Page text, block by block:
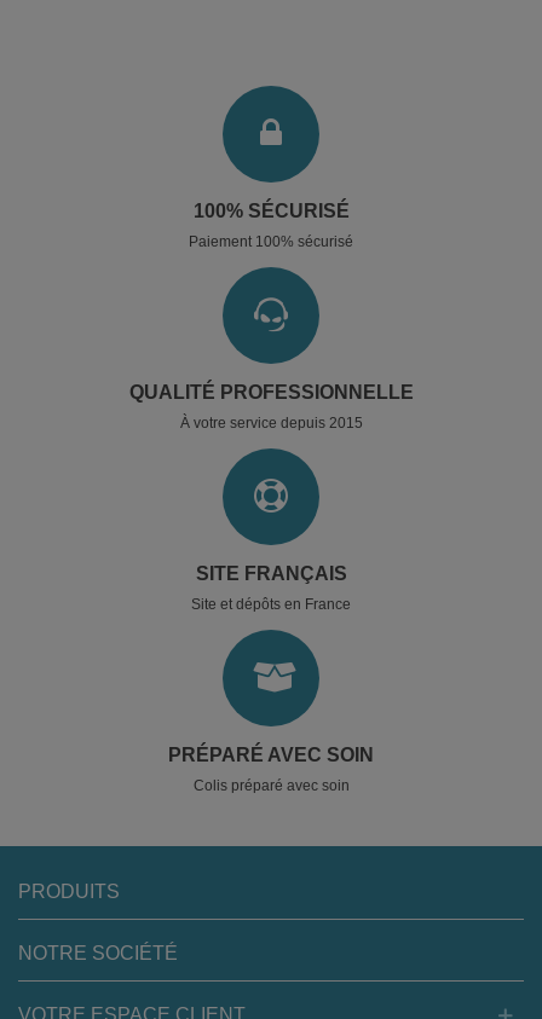
100% SÉCURISÉ
Paiement 100% sécurisé
QUALITÉ PROFESSIONNELLE
À votre service depuis 2015
SITE FRANÇAIS
Site et dépôts en France
PRÉPARÉ AVEC SOIN
Colis préparé avec soin
PRODUITS
NOTRE SOCIÉTÉ
VOTRE ESPACE CLIENT